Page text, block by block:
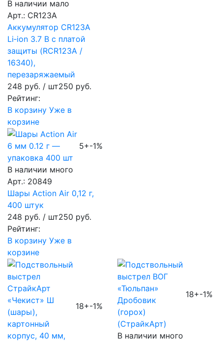
В наличии мало
Арт.: CR123A
Аккумулятор CR123A
Li‑ion 3.7 В с платой
защиты (RCR123A /
16340),
перезаряжаемый
248 руб. / шт250 руб.
Рейтинг:
В корзину Уже в
корзине
5+-1%
В наличии много
Арт.: 20849
Шары Action Air 0,12 г,
400 штук
248 руб. / шт250 руб.
Рейтинг:
В корзину Уже в
корзине
18+-1%
18+-1%
В наличии много